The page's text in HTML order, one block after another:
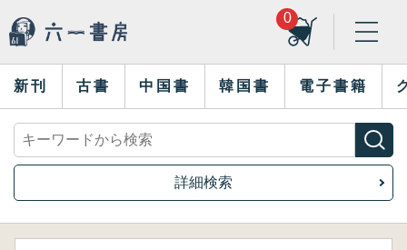
0
新刊 古書 中国書 韓国書 電子書籍
詳細検索